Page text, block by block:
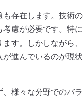
存在します。技術の
慮が必要です。特に
す。しかしながら、
進んでいるのが現状
様々な分野でのバラ